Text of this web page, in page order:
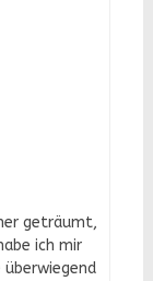
geträumt,
ich mir